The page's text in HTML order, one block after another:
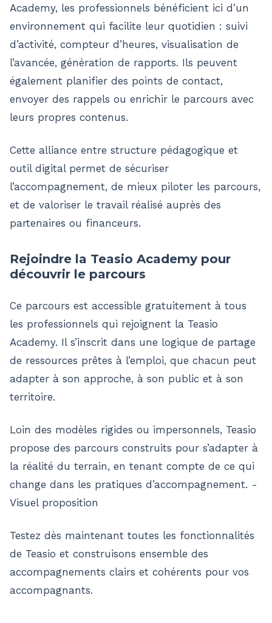
Academy, les professionnels bénéficient ici d’un
environnement qui facilite leur quotidien : suivi
d’activité, compteur d’heures, visualisation de
l’avancée, génération de rapports. Ils peuvent
également planifier des points de contact,
envoyer des rappels ou enrichir le parcours avec
leurs propres contenus.
Cette alliance entre structure pédagogique et
outil digital permet de sécuriser
l’accompagnement, de mieux piloter les parcours,
et de valoriser le travail réalisé auprès des
partenaires ou financeurs.
Rejoindre la Teasio Academy pour
découvrir le parcours
Ce parcours est accessible gratuitement à tous
les professionnels qui rejoignent la Teasio
Academy. Il s’inscrit dans une logique de partage
de ressources prêtes à l’emploi, que chacun peut
adapter à son approche, à son public et à son
territoire.
Loin des modèles rigides ou impersonnels, Teasio
propose des parcours construits pour s’adapter à
la réalité du terrain, en tenant compte de ce qui
change dans les pratiques d’accompagnement. -
Visuel proposition
Testez dès maintenant toutes les fonctionnalités
de Teasio et construisons ensemble des
accompagnements clairs et cohérents pour vos
accompagnants.